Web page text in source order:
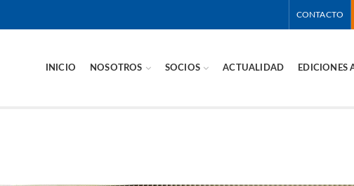
CONTACTO
INICIO NOSOTROS SOCIOS ACTUALIDAD EDICIONES